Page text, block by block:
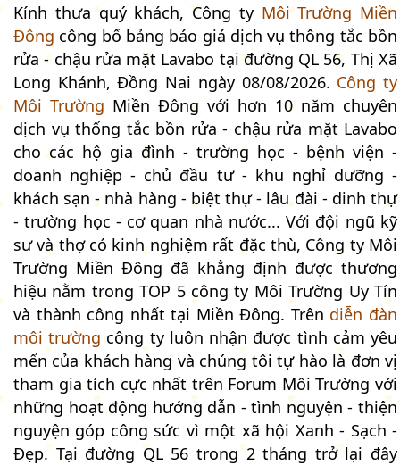
Kính thưa quý khách, Công ty Môi Trường Miền
Đông công bố bảng báo giá dịch vụ thông tắc bồn
rửa - chậu rửa mặt Lavabo tại đường QL 56, Thị Xã
Long Khánh, Đồng Nai ngày 08/08/2026. Công ty
Môi Trường Miền Đông với hơn 10 năm chuyên
dịch vụ thống tắc bồn rửa - chậu rửa mặt Lavabo
cho các hộ gia đình - trường học - bệnh viện -
doanh nghiệp - chủ đầu tư - khu nghỉ dưỡng -
khách sạn - nhà hàng - biệt thự - lâu đài - dinh thự
- trường học - cơ quan nhà nước... Với đội ngũ kỹ
sư và thợ có kinh nghiệm rất đặc thù, Công ty Môi
Trường Miền Đông đã khẳng định được thương
hiệu nằm trong TOP 5 công ty Môi Trường Uy Tín
và thành công nhất tại Miền Đông. Trên diễn đàn
môi trường công ty luôn nhận được tình cảm yêu
mến của khách hàng và chúng tôi tự hào là đơn vị
tham gia tích cực nhất trên Forum Môi Trường với
những hoạt động hướng dẫn - tình nguyện - thiện
nguyện góp công sức vì một xã hội Xanh - Sạch -
Đẹp. Tại đường QL 56 trong 2 tháng trở lại đây